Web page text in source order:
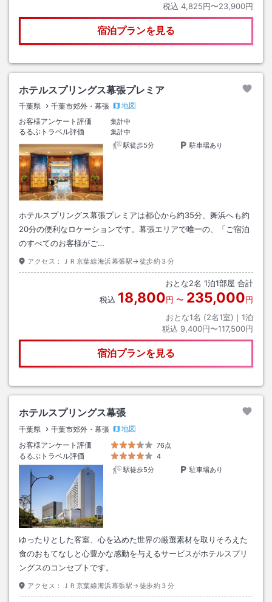
税込 4,825円〜23,900円
宿泊プランを見る
ホテルスプリングス幕張プレミア
千葉県 千葉市郊外・幕張
地図
お客様アンケート評価
集計中
るるぶトラベル評価
集計中
駅徒歩5分
駐車場あり
ホテルスプリングス幕張プレミアは都心から約35分、舞浜へも約
20分の便利なロケーションです。幕張エリアで唯一の、「ご宿泊
のすべてのお客様がご…
アクセス： ＪＲ京葉線海浜幕張駅→徒歩約３分
おとな2名 1泊1部屋 合計
税込 18,800円 〜 235,000円
おとな1名 (2名1室)｜ 1泊
税込 9,400円〜117,500円
宿泊プランを見る
ホテルスプリングス幕張
千葉県 千葉市郊外・幕張
地図
お客様アンケート評価
76点
るるぶトラベル評価
4
駅徒歩5分
駐車場あり
ゆったりとした客室、心を込めた世界の厳選素材を取りそろえた
食のおもてなしと心豊かな感動を与えるサービスがホテルスプリ
ングスのコンセプトです。
アクセス： ＪＲ京葉線海浜幕張駅→徒歩約３分